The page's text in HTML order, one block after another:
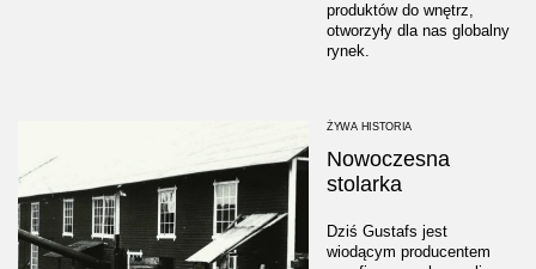
ŻYWA HISTORIA
Nowoczesna
stolarka
Dziś Gustafs jest
wiodącym producentem
produktów do wnętrz,
otworzyły dla nas globalny
rynek.